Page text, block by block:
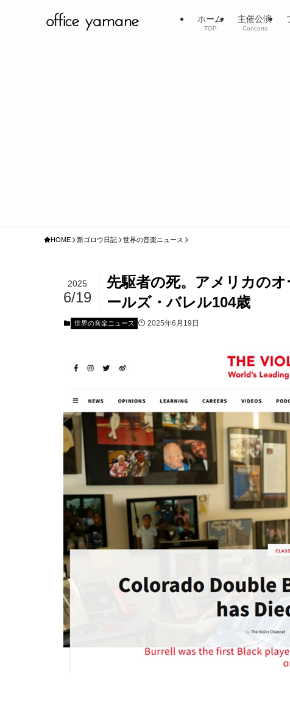
ホーム
TOP
主催公演
Concerts
HOME 新ゴロウ日記 世界の音楽ニュース
先駆者の死。アメリカの
ールズ・バレル104歳
2025
6/19
世界の音楽ニュース 2025年6月19日